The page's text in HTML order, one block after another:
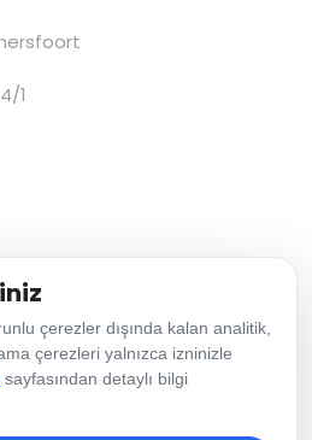
1
çerezler dışında kalan analitik,
çerezleri yalnızca izninizle
sayfasından detaylı bilgi